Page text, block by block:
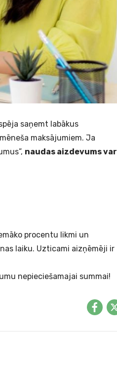
saņemt labākus
maksājumiem. Ja
naudas aizdevums var
procentu likmi un
laiku. Uzticami aizņēmēji ir
nepieciešamajai summai!